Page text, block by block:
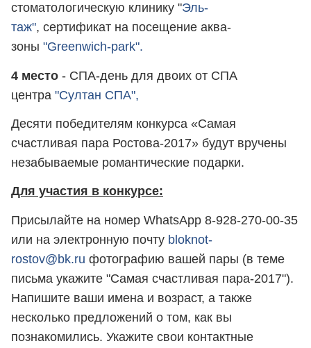
стоматологическую клинику "Эль-
таж", сертификат на посещение аква-
зоны "Greenwich-park".
4 место - СПА-день для двоих от СПА
центра "Султан СПА",
Десяти победителям конкурса «Самая
счастливая пара Ростова-2017» будут вручены
незабываемые романтические подарки.
Для участия в конкурсе:
Присылайте на номер WhatsApp 8-928-270-00-35
или на электронную почту bloknot-
rostov@bk.ru фотографию вашей пары (в теме
письма укажите "Самая счастливая пара-2017").
Напишите ваши имена и возраст, а также
несколько предложений о том, как вы
познакомились. Укажите свои контактные